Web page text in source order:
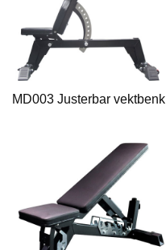
MD003 Justerbar vektbenk